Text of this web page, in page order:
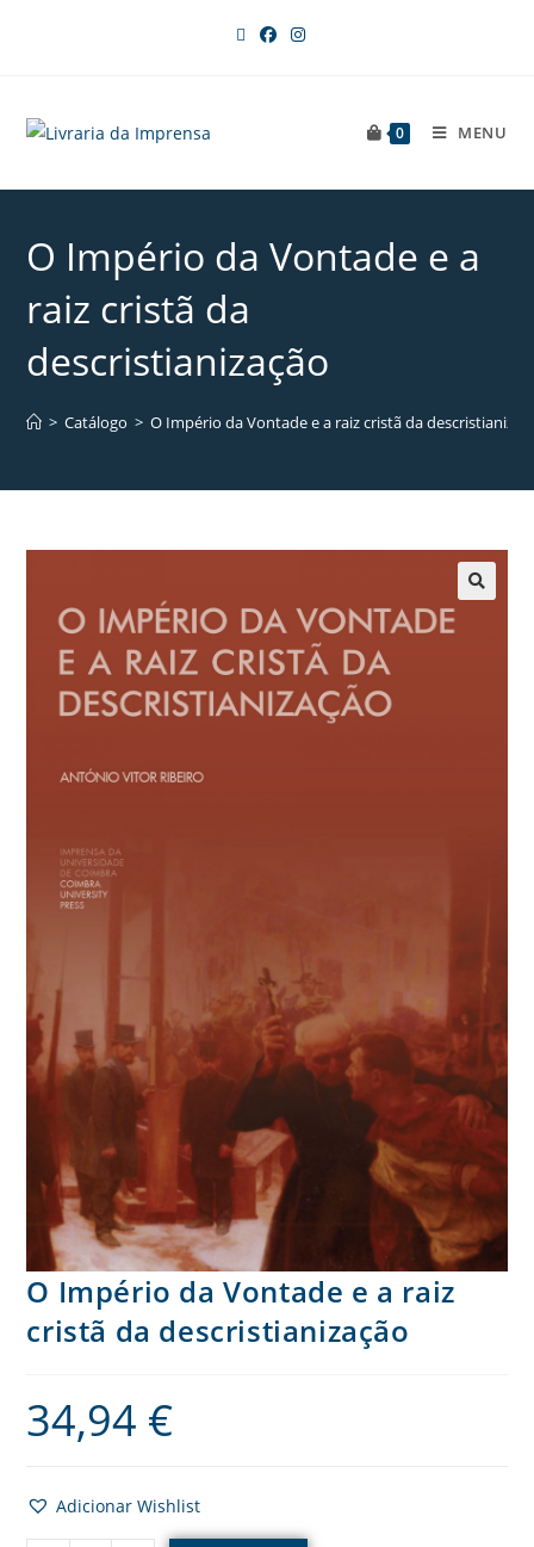
0 MENU
O Império da Vontade e a
raiz cristã da
descristianização
> Catálogo > O Império da Vontade e a raiz cristã da
O Império da Vontade e a raiz
cristã da descristianização
34,94 €
Adicionar Wishlist